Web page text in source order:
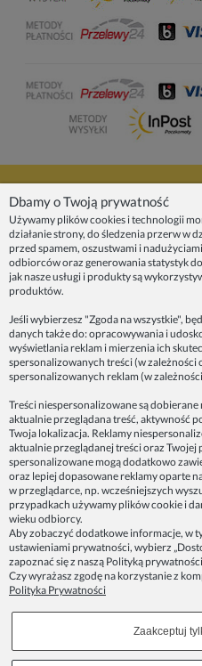
INFORMACJE
ZAINSPIRUJ SIĘ!
Dane firmy:
Spoko
ul. Skowronia
telefon:
e-mail:
konto do
92 1140
Punkt
Pracownia
ul.
budynku), 30-
Copyrights ©
Dbamy o Twoją prywatność
Używamy plików cookies i technologii
działanie strony, do śledzenia przerw w
przed spamem, oszustwami i
odbiorców oraz generowania statystyk
jak nasze usługi i produkty są
produktów.
Jeśli wybierzesz "Zgoda na wszystkie",
danych także do: opracowywania i
wyświetlania reklam i mierzenia ich
spersonalizowanych treści (w zależności
spersonalizowanych reklam (w
Treści niespersonalizowane są
aktualnie przeglądana treść, aktywność
Twoja lokalizacja. Reklamy
aktualnie przeglądanej treści oraz
spersonalizowane mogą dodatkowo
oraz lepiej dopasowane reklamy oparte
w przeglądarce, np. wcześniejszych
przypadkach używamy plików cookie i
wieku odbiorcy.
Aby zobaczyć dodatkowe informacje, w
ustawieniami prywatności, wybierz
zapoznać się z naszą Polityką prywatności
Czy wyrażasz zgodę na korzystanie z
Polityka Prywatności
Zaakceptuj